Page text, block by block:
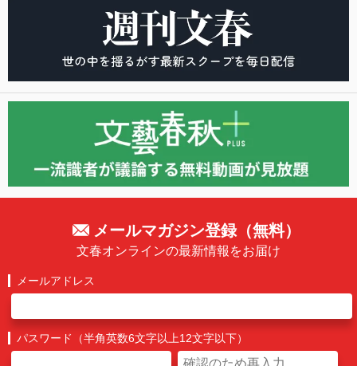
メールマガジン登録（無料）
文春オンラインの最新情報をお届け
メールアドレス
パスワード（半角英数6文字以上12文字以下）